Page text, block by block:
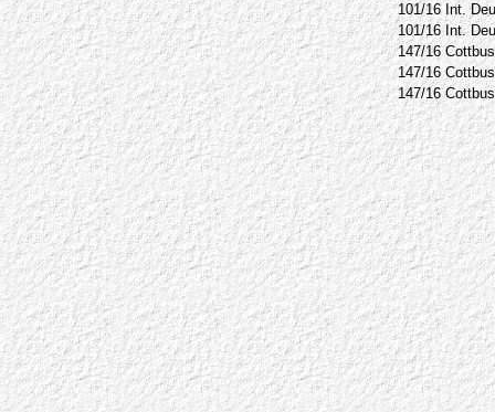
101/16 Int.
101/16 Int.
147/16
147/16
147/16